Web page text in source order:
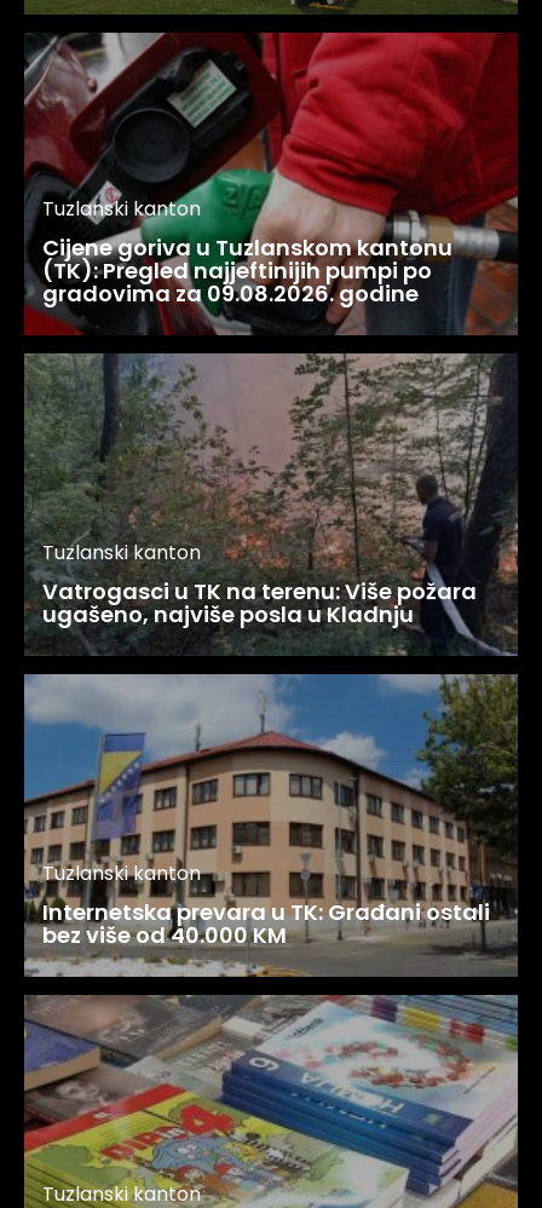
Tuzlanski kanton
Cijene goriva u Tuzlanskom kantonu
(TK): Pregled najjeftinijih pumpi po
gradovima za 09.08.2026. godine
Tuzlanski kanton
Vatrogasci u TK na terenu: Više požara
ugašeno, najviše posla u Kladnju
Tuzlanski kanton
Internetska prevara u TK: Građani ostali
bez više od 40.000 KM
Tuzlanski kanton